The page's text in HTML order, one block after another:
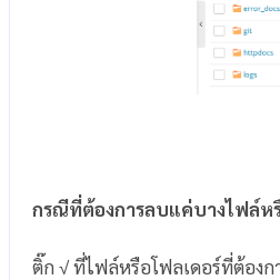
กรณีที่ต้องการลบแค่บางไฟล์ห
ติ๊ก √ ที่ไฟล์หรือโฟลเดอร์ที่ต้องก